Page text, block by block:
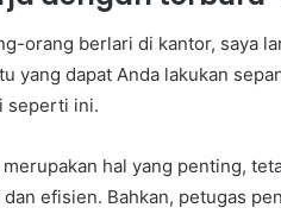
orang berlari di kantor, saya
yang dapat Anda lakukan
seperti ini.
hal yang penting,
efisien. Bahkan, petugas